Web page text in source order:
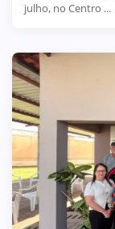
julho, no Centro ...